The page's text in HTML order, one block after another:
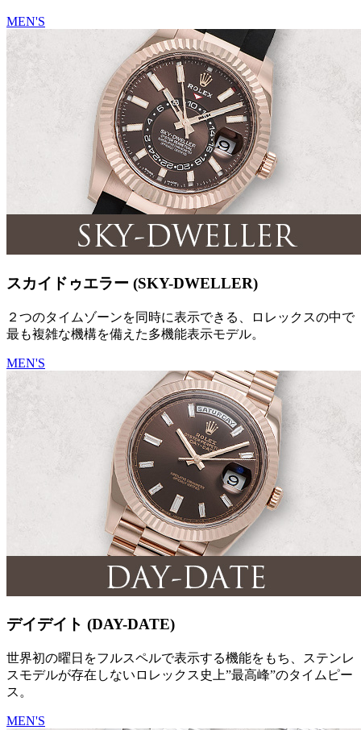
MEN'S
スカイドゥエラー (SKY-DWELLER)
２つのタイムゾーンを同時に表示できる、ロレックスの中で
最も複雑な機構を備えた多機能表示モデル。
MEN'S
デイデイト (DAY-DATE)
世界初の曜日をフルスペルで表示する機能をもち、ステンレ
スモデルが存在しないロレックス史上”最高峰”のタイムピー
ス。
MEN'S